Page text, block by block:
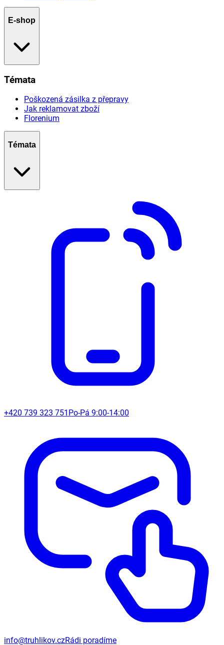
E-shop
Témata
Poškozená zásilka z přepravy
Jak reklamovat zboží
Florenium
Témata
+420 739 323 751 Po-Pá 9:00-14:00
info@truhlikov.czRádi poradíme